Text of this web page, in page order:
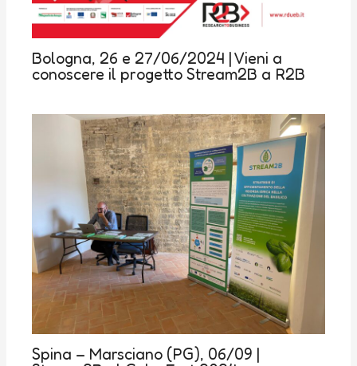
Bologna, 26 e 27/06/2024 | Vieni a
conoscere il progetto Stream2B a R2B
Spina – Marsciano (PG), 06/09 |